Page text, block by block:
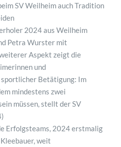
SV Weilheim auch Tradition
2024 aus Weilheim
Petra Wurster mit
Aspekt zeigt die
und
Betätigung: Im
mindestens zwei
müssen, stellt der SV
Erfolgsteams, 2024 erstmalig
weit